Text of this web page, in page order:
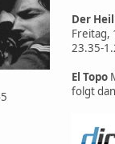
Der
Freitag,
23.35-
El Topo
folgt